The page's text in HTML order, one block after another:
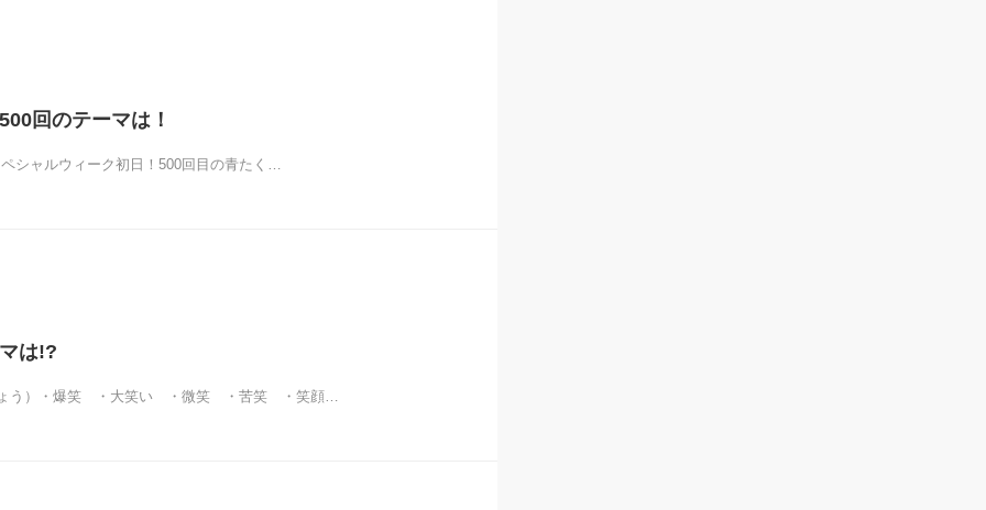
回のテーマは！
シャルウィーク初日！500回目の青たく…
は!?
う）・爆笑 ・大笑い ・微笑 ・苦笑 ・笑顔…